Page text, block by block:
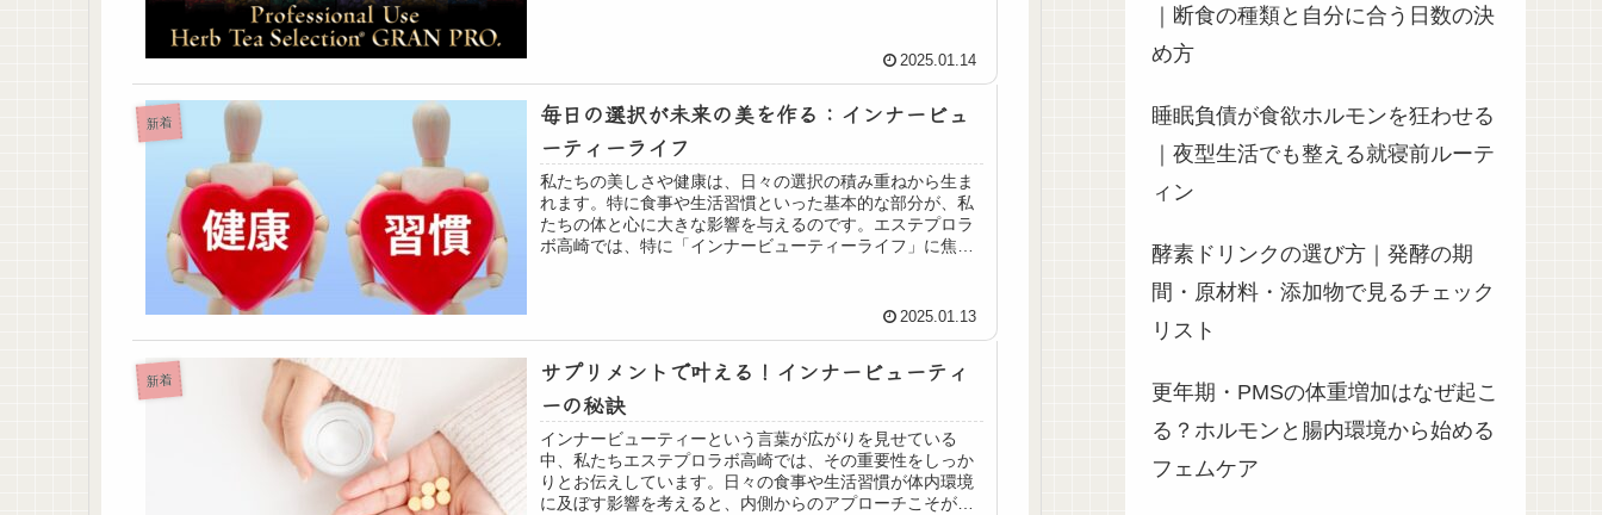
2025.01.14
新着
毎日の選択が未来の美を作る：インナービュ
ーティーライフ
私たちの美しさや健康は、日々の選択の積み重ねから生ま
れます。特に食事や生活習慣といった基本的な部分が、私
たちの体と心に大きな影響を与えるのです。エステプロラ
ボ高崎では、特に「インナービューティーライフ」に焦点
2025.01.13
新着
サプリメントで叶える！インナービューティ
ーの秘訣
インナービューティーという言葉が広がりを見せている
中、私たちエステプロラボ高崎では、その重要性をしっか
りとお伝えしています。日々の食事や生活習慣が体内環境
に及ぼす影響を考えると、内側からのアプローチこそが美
｜断食の種類と自分に合う日数の決
め方
睡眠負債が食欲ホルモンを狂わせる
｜夜型生活でも整える就寝前ルーテ
ィン
酵素ドリンクの選び方｜発酵の期
間・原材料・添加物で見るチェック
リスト
更年期・PMSの体重増加はなぜ起こ
る？ホルモンと腸内環境から始める
フェムケア